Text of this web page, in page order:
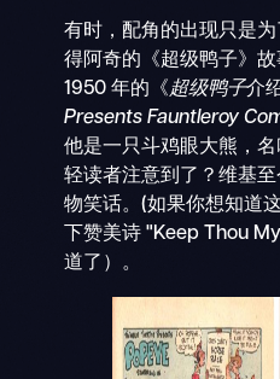
有时，配角的出现只是
得阿奇的《超级鸭子》
1950 年的《超级鸭子介
Presents Fauntleroy
他是一只斗鸡眼大熊，
轻读者注意到了？维基
物笑话。(如果你想知道
下赞美诗 "Keep Thou
道了）。